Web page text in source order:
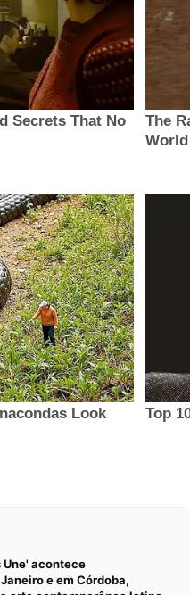
Une' acontece
e em Córdoba,